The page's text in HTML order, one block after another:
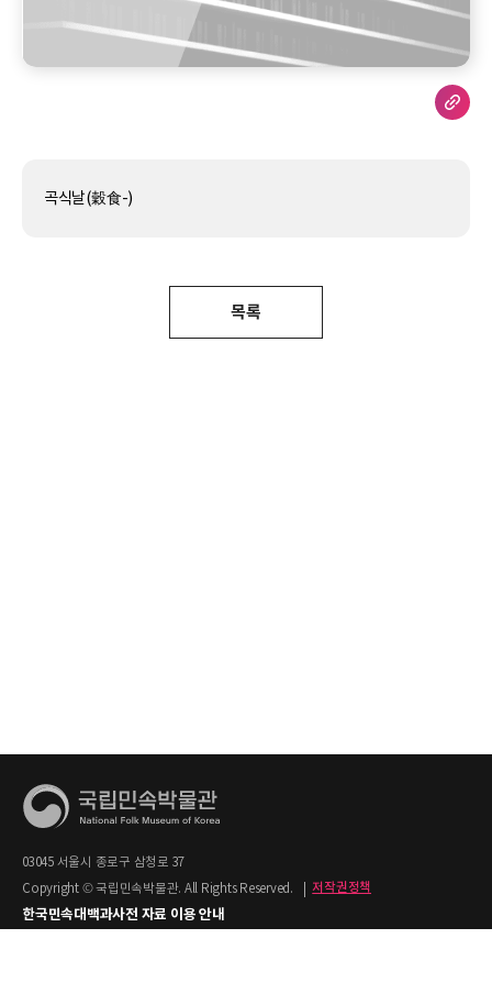
곡식날(穀食-)
목록
03045 서울시 종로구 삼청로 37
Copyright © 국립민속박물관. All Rights Reserved.
저작권정책
한국민속대백과사전 자료 이용 안내